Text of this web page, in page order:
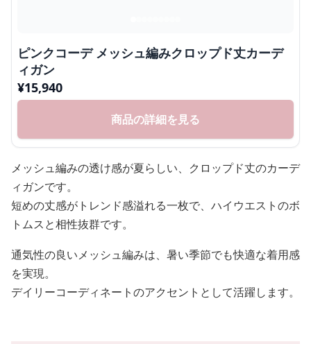
ピンクコーデ メッシュ編みクロップド丈カーデ
ィガン
¥15,940
商品の詳細を見る
メッシュ編みの透け感が夏らしい、クロップド丈のカーデ
ィガンです。
短めの丈感がトレンド感溢れる一枚で、ハイウエストのボ
トムスと相性抜群です。
通気性の良いメッシュ編みは、暑い季節でも快適な着用感
を実現。
デイリーコーディネートのアクセントとして活躍します。